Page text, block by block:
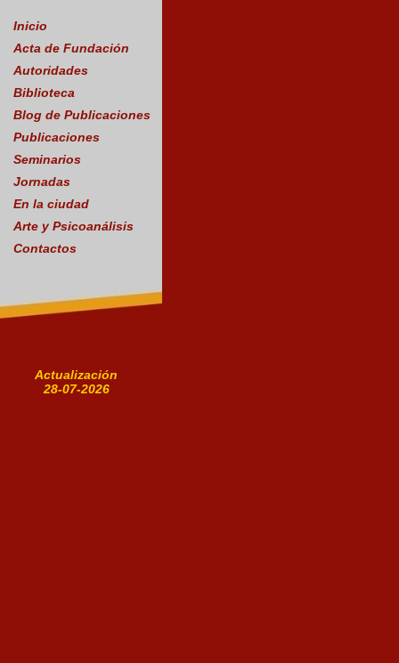
Inicio
Acta de Fundación
Autoridades
Biblioteca
Blog de Publicaciones
Publicaciones
Seminarios
Jornadas
En la ciudad
Arte y Psicoanálisis
Contactos
Actualización
28-07-2026